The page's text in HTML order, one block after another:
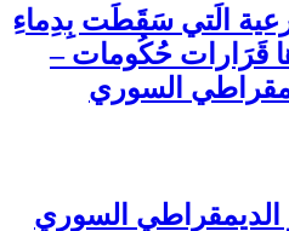
الَتي سَقَطَت بِدِماءِ
قَرَارات حُكُومات –
السوري
الديمقراطي السوري